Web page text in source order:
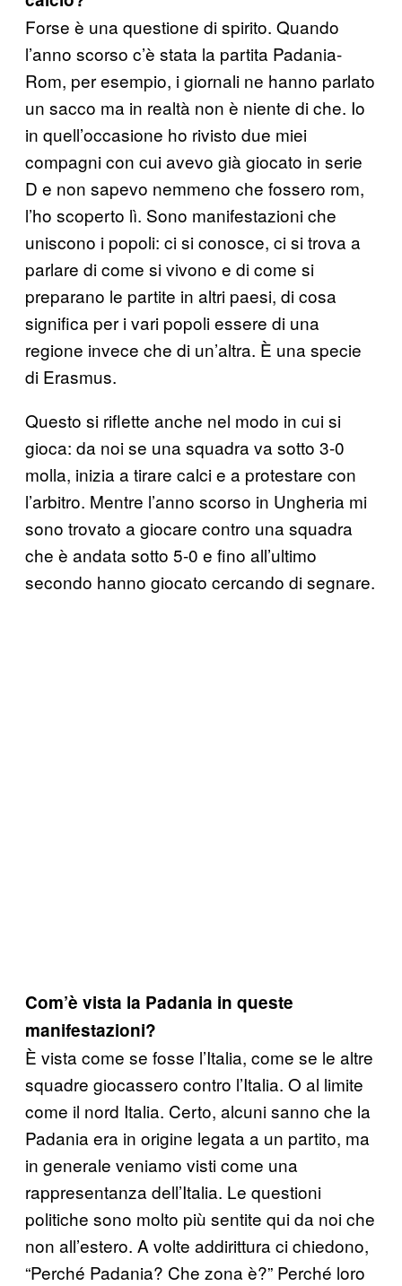
Forse è una questione di spirito. Quando
l’anno scorso c’è stata la partita Padania-
Rom, per esempio, i giornali ne hanno parlato
un sacco ma in realtà non è niente di che. Io
in quell’occasione ho rivisto due miei
compagni con cui avevo già giocato in serie
D e non sapevo nemmeno che fossero rom,
l’ho scoperto lì. Sono manifestazioni che
uniscono i popoli: ci si conosce, ci si trova a
parlare di come si vivono e di come si
preparano le partite in altri paesi, di cosa
significa per i vari popoli essere di una
regione invece che di un’altra. È una specie
di Erasmus.
Questo si riflette anche nel modo in cui si
gioca: da noi se una squadra va sotto 3-0
molla, inizia a tirare calci e a protestare con
l’arbitro. Mentre l’anno scorso in Ungheria mi
sono trovato a giocare contro una squadra
che è andata sotto 5-0 e fino all’ultimo
secondo hanno giocato cercando di segnare.
Com’è vista la Padania in queste
manifestazioni?
È vista come se fosse l’Italia, come se le altre
squadre giocassero contro l’Italia. O al limite
come il nord Italia. Certo, alcuni sanno che la
Padania era in origine legata a un partito, ma
in generale veniamo visti come una
rappresentanza dell’Italia. Le questioni
politiche sono molto più sentite qui da noi che
non all’estero. A volte addirittura ci chiedono,
“Perché Padania? Che zona è?” Perché loro